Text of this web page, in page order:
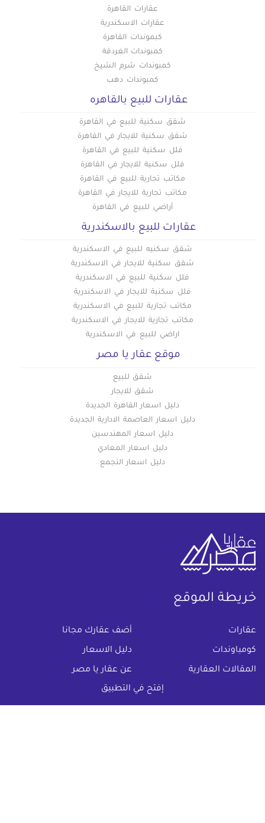
إفتح في التطبيق
عقارات القاهرة
عقارات الاسكندرية
كبموندات القاهرة
كمبوندات الغردقة
كمبوندات شرم الشيخ
كمبوندات دهب
عقارات للبيع بالقاهره
شقق سكنية للبيع في القاهرة
شقق سكنية للايجار في القاهرة
فلل سكنية للبيع في القاهرة
فلل سكنية للايجار في القاهرة
مكاتب تجارية للبيع في القاهرة
مكاتب تجارية للايجار في القاهرة
أراضي للبيع في القاهرة
عقارات للبيع بالاسكندرية
شقق سكنيه للبيع في الاسكندرية
شقق سكنية للايجار في الاسكندرية
فلل سكنية للبيع في الاسكندرية
فلل سكنية للايجار في الاسكندرية
مكاتب تجارية للبيع في الاسكندرية
مكاتب تجارية للايجار في الاسكندرية
اراضي للبيع في الاسكندرية
موقع عقار يا مصر
شقق للبيع
شقق للايجار
دليل اسعار القاهرة الجديدة
دليل اسعار العاصمة الادارية الجديدة
دليل اسعار المهندسين
دليل اسعار المعادي
دليل اسعار التجمع
خريطة الموقع
عقارات أضف عقارك مجانا
كومباوندات دليل الاسعار
المقالات العقارية عن عقار يا مصر
تواصل معنا